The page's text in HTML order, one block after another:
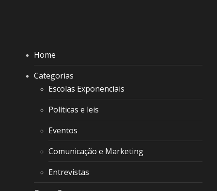
Home
Categorias
Escolas Exponenciais
Políticas e leis
Eventos
Comunicação e Marketing
Entrevistas